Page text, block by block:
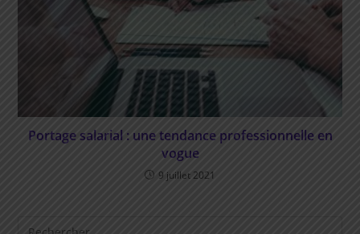
Portage salarial : une tendance professionnelle en
vogue
9 juillet 2021
Rechercher